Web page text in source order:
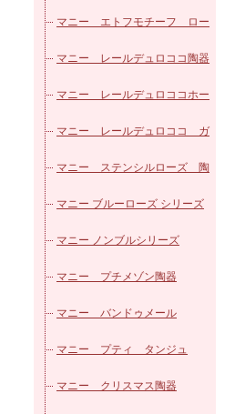
ヴィクトリアシリーズ
ローズ柄カットクロス
マニー エトフモチーフ ロー
ズ
マニー レールデュロココ陶器
マニー レールデュロココホー
ロー
マニー レールデュロココ ガ
ラス
マニー ステンシルローズ 陶
器
マニー ブルーローズ シリーズ
マニー ノンブルシリーズ
マニー プチメゾン陶器
マニー バンドゥメール
マニー プティ タンジュ
マニー クリスマス陶器